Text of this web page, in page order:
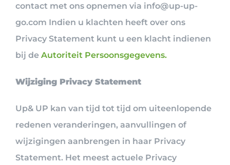
contact met ons opnemen via info@up-up-
go.com Indien u klachten heeft over ons
Privacy Statement kunt u een klacht indienen
bij de Autoriteit Persoonsgegevens.
Wijziging Privacy Statement
Up& UP kan van tijd tot tijd om uiteenlopende
redenen veranderingen, aanvullingen of
wijzigingen aanbrengen in haar Privacy
Statement. Het meest actuele Privacy